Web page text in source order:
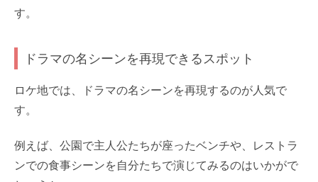
す。
ドラマの名シーンを再現できるスポット
ロケ地では、ドラマの名シーンを再現するのが人気で
す。
例えば、公園で主人公たちが座ったベンチや、レストラ
ンでの食事シーンを自分たちで演じてみるのはいかがで